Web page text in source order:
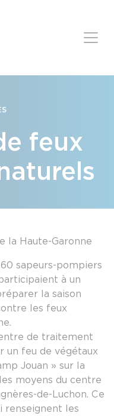
feux
la Haute-Garonne
sapeurs-pompiers
à un
la saison
les feux
de traitement
un feu de végétaux
Jouan » sur la
moyens du centre
de-Luchon. Ce
renseignent les